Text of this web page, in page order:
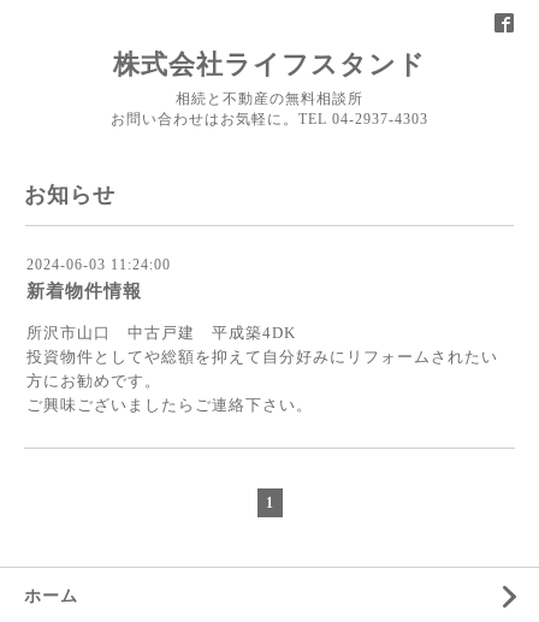
株式会社ライフスタンド
相続と不動産の無料相談所
お問い合わせはお気軽に。TEL 04-2937-4303
お知らせ
2024-06-03 11:24:00
新着物件情報
所沢市山口 中古戸建 平成築4DK
投資物件としてや総額を抑えて自分好みにリフォームされたい
方にお勧めです。
ご興味ございましたらご連絡下さい。
1
ホーム